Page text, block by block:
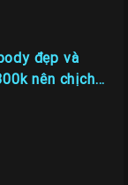
đẹp và
nên chịch